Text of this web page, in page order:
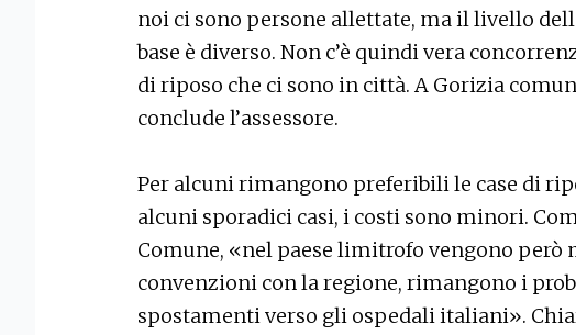
noi ci sono persone allettate, ma il livello
base è diverso. Non c’è quindi vera
di riposo che ci sono in città. A Gorizia
conclude l’assessore.
Per alcuni rimangono preferibili le case di
alcuni sporadici casi, i costi sono minori.
Comune, «nel paese limitrofo vengono
convenzioni con la regione, rimangono i
spostamenti verso gli ospedali italiani».